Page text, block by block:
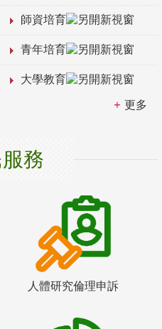
師資培育
青年培育
大學教育
更多
務
人體研究倫理申訴